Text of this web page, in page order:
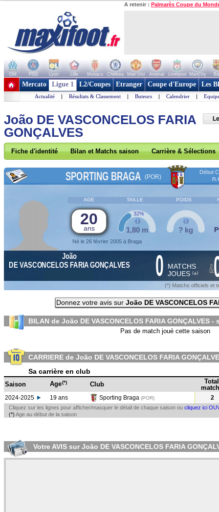
A retenir : Palmarès Coupe du
OM PSG Lyon Lille Monaco Chelsea Man Utd Arsenal Liverpool ManCity
+ de clubs
Mercato Ligue 1 L2/Coupes Etranger Coupe d'Europe Les
Actualité | Résultats & Classement | Buteurs | Calendrier |
João DE VASCONCELOS FARIA
GONÇALVES
Fiche d'identité Bilan et Matchs saison Carrière & Sélections
SPORTING BRAGA (POR)
Début
AGE TAILLE POIDS
20
ans
Né le 26 février 2005 à Braga
1,80 m
32%
? kg
João
DE VASCONCELOS FARIA GONÇALVES
0
MATCHS
JOUES (*) &
(*) Matchs officiels et
Donnez votre avis sur João DE VASCONCELOS
BILAN de João DE VASCONCELOS FARIA GONÇALVES
Pas de match joué cette saison
CARRIERE de João DE VASCONCELOS FARIA
Sa carrière en club
Saison Age(*) Club
Total
2024-2025 19 ans Sporting Braga (POR) 2
Cliquez sur les lignes pour afficher/masquer le détail de chaque saison ou cliquez ici
(*) Age au début de la saison
Votre AVIS sur João DE VASCONCELOS FARIA